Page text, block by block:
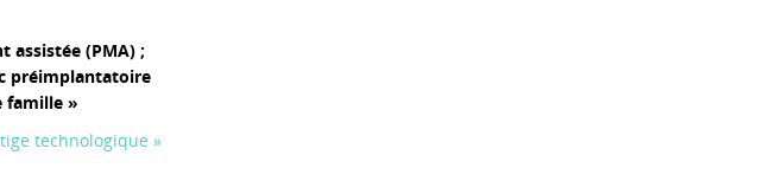
assistée (PMA) ;
préimplantatoire
famille »
technologique »